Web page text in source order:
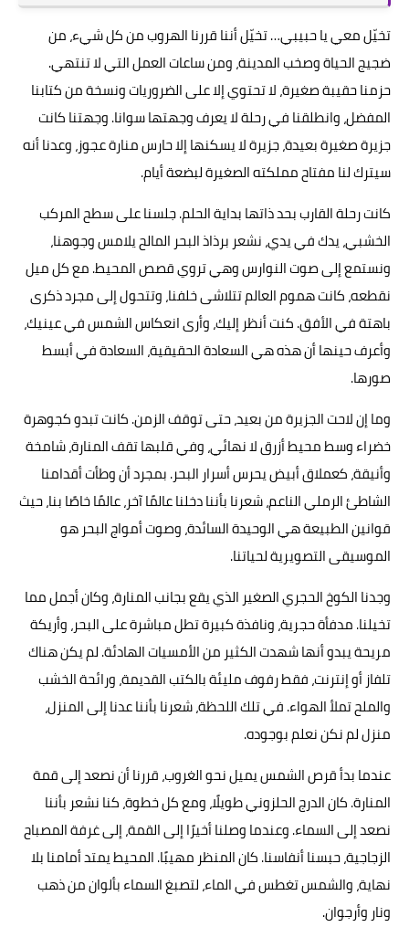
تخيّل معي يا حبيبي… تخيّل أننا قررنا الهروب من كل شيء، من
ضجيج الحياة وصخب المدينة، ومن ساعات العمل التي لا تنتهي.
حزمنا حقيبة صغيرة، لا تحتوي إلا على الضروريات ونسخة من كتابنا
المفضل، وانطلقنا في رحلة لا يعرف وجهتها سوانا. وجهتنا كانت
جزيرة صغيرة بعيدة، جزيرة لا يسكنها إلا حارس منارة عجوز، وعدنا أنه
سيترك لنا مفتاح مملكته الصغيرة لبضعة أيام.
كانت رحلة القارب بحد ذاتها بداية الحلم. جلسنا على سطح المركب
الخشبي، يدك في يدي، نشعر برذاذ البحر المالح يلامس وجوهنا،
ونستمع إلى صوت النوارس وهي تروي قصص المحيط. مع كل ميل
نقطعه، كانت هموم العالم تتلاشى خلفنا، وتتحول إلى مجرد ذكرى
باهتة في الأفق. كنت أنظر إليك، وأرى انعكاس الشمس في عينيك،
وأعرف حينها أن هذه هي السعادة الحقيقية، السعادة في أبسط
صورها.
وما إن لاحت الجزيرة من بعيد، حتى توقف الزمن. كانت تبدو كجوهرة
خضراء وسط محيط أزرق لا نهائي، وفي قلبها تقف المنارة، شامخة
وأنيقة، كعملاق أبيض يحرس أسرار البحر. بمجرد أن وطأت أقدامنا
الشاطئ الرملي الناعم، شعرنا بأننا دخلنا عالمًا آخر، عالمًا خاصًا بنا، حيث
قوانين الطبيعة هي الوحيدة السائدة، وصوت أمواج البحر هو
الموسيقى التصويرية لحياتنا.
وجدنا الكوخ الحجري الصغير الذي يقع بجانب المنارة، وكان أجمل مما
تخيلنا. مدفأة حجرية، ونافذة كبيرة تطل مباشرة على البحر، وأريكة
مريحة يبدو أنها شهدت الكثير من الأمسيات الهادئة. لم يكن هناك
تلفاز أو إنترنت، فقط رفوف مليئة بالكتب القديمة، ورائحة الخشب
والملح تملأ الهواء. في تلك اللحظة، شعرنا بأننا عدنا إلى المنزل،
منزل لم نكن نعلم بوجوده.
عندما بدأ قرص الشمس يميل نحو الغروب، قررنا أن نصعد إلى قمة
المنارة. كان الدرج الحلزوني طويلًا، ومع كل خطوة، كنا نشعر بأننا
نصعد إلى السماء. وعندما وصلنا أخيرًا إلى القمة، إلى غرفة المصباح
الزجاجية، حبسنا أنفاسنا. كان المنظر مهيبًا. المحيط يمتد أمامنا بلا
نهاية، والشمس تغطس في الماء، لتصبغ السماء بألوان من ذهب
ونار وأرجوان.